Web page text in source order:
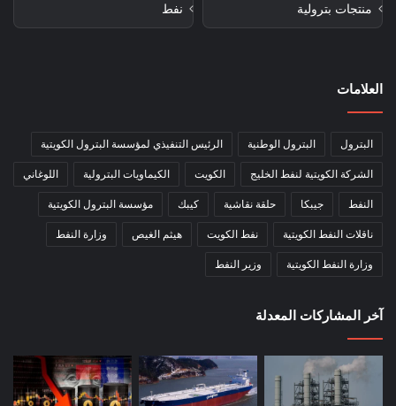
منتجات بترولية نفط
العلامات
البترول البترول الوطنية الرئيس التنفيذي لمؤسسة البترول الكويتية
الشركة الكويتية لنفط الخليج الكويت الكيماويات البترولية اللوغاني
النفط جيبكا حلقة نقاشية كيبك مؤسسة البترول الكويتية
ناقلات النفط الكويتية نفط الكويت هيثم الغيص وزارة النفط
وزارة النفط الكويتية وزير النفط
آخر المشاركات المعدلة